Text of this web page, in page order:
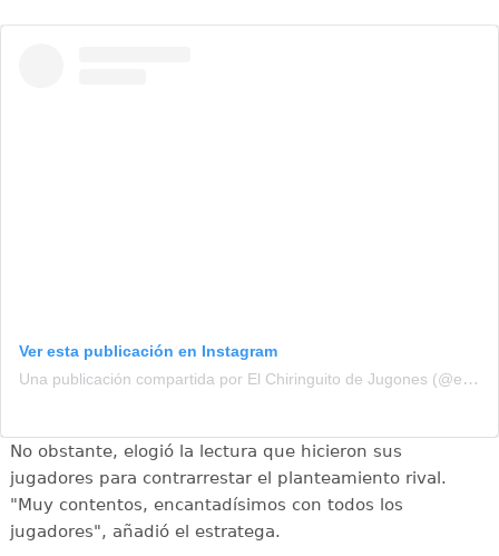
Ver esta publicación en Instagram
Una publicación compartida por El Chiringuito de Jugones (@elchiringuitotv)
No obstante, elogió la lectura que hicieron sus
jugadores para contrarrestar el planteamiento rival.
"Muy contentos, encantadísimos con todos los
jugadores", añadió el estratega.